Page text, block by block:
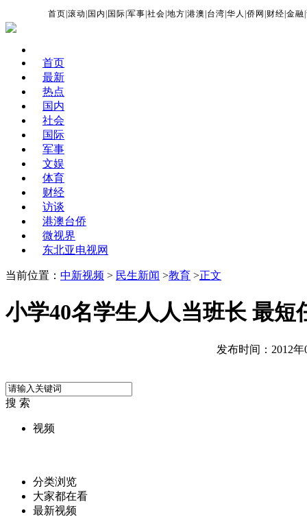
首页 |滚动 国内 国际 |军事 |社会 |地方 |港澳 台湾 |华人 |侨网 财经 |金融 |
首页
最新
热点
国内
社会
国际
军事
文娱
体育
财经
访谈
港澳台侨
微视界
东北亚电视网
当前位置： 中新视频 > 民生新闻 >教育 >正文
小学40名学生人人当班长 最短
发布时间：2012年
搜 索
视频
分类浏览
大家都在看
最新视频